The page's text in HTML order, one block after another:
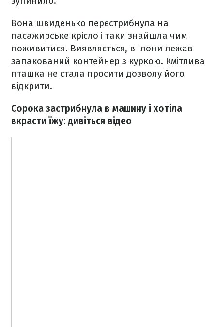
Вона швиденько перестрибнула на
пасажирське крісло і таки знайшла чим
поживитися. Виявляється, в Ілони лежав
запакований контейнер з куркою. Кмітлива
пташка не стала просити дозволу його
відкрити.
Сорока застрибнула в машину і хотіла
вкрасти їжу: дивіться відео